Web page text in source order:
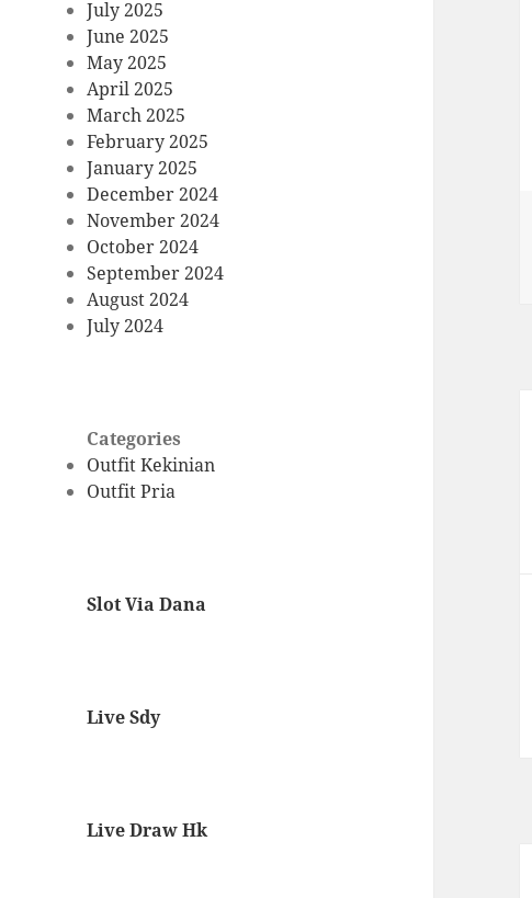
July 2025
June 2025
May 2025
April 2025
March 2025
February 2025
January 2025
December 2024
November 2024
October 2024
September 2024
August 2024
July 2024
Categories
Outfit Kekinian
Outfit Pria
Slot Via Dana
Live Sdy
Live Draw Hk